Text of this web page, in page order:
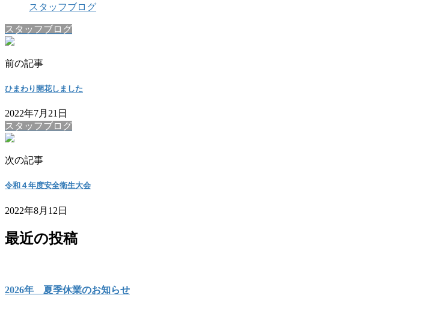
スタッフブログ
スタッフブログ
前の記事
ひまわり開花しました
2022年7月21日
スタッフブログ
次の記事
令和４年度安全衛生大会
2022年8月12日
最近の投稿
2026年 夏季休業のお知らせ